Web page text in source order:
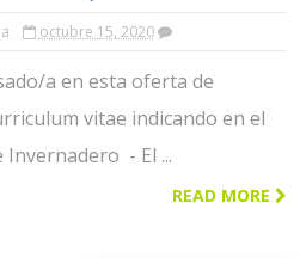
Para Almeria Y
Blog De Moises
octubre 15, 2020
a en esta oferta de
vitae indicando en el
- El ...
READ MORE